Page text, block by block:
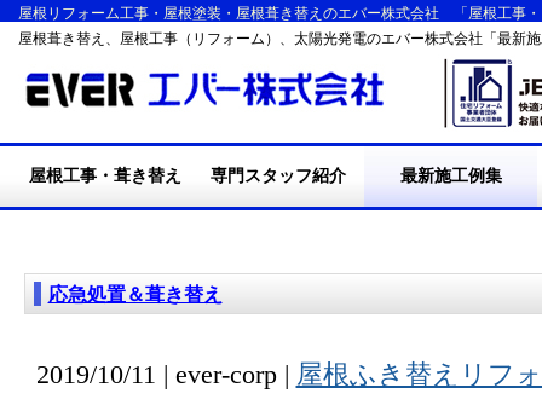
屋根リフォーム工事・屋根塗装・屋根葺き替えのエバー株式会社 「屋根工事
屋根葺き替え、屋根工事（リフォーム）、太陽光発電のエバー株式会社「最新
屋根工事・葺き替え 専門スタッフ紹介 最新施工例集
応急処置＆葺き替え
2019/10/11 | ever-corp | 屋根ふき替えリフ